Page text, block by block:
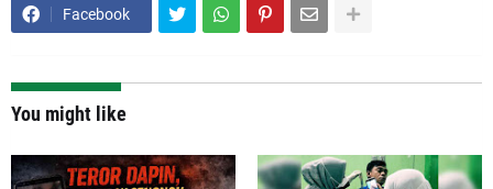
Facebook
You might like